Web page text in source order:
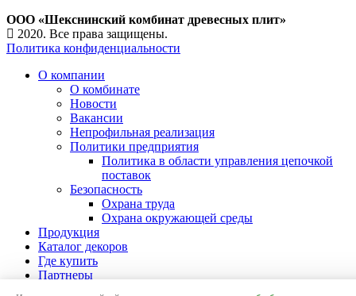
ООО «Шекснинский комбинат древесных плит»
2020. Все права защищены.
Политика конфиденциальности
О компании
О комбинате
Новости
Вакансии
Непрофильная реализация
Политики предприятия
Политика в области управления цепочкой
поставок
Безопасность
Охрана труда
Охрана окружающей среды
Продукция
Каталог декоров
Где купить
Партнеры